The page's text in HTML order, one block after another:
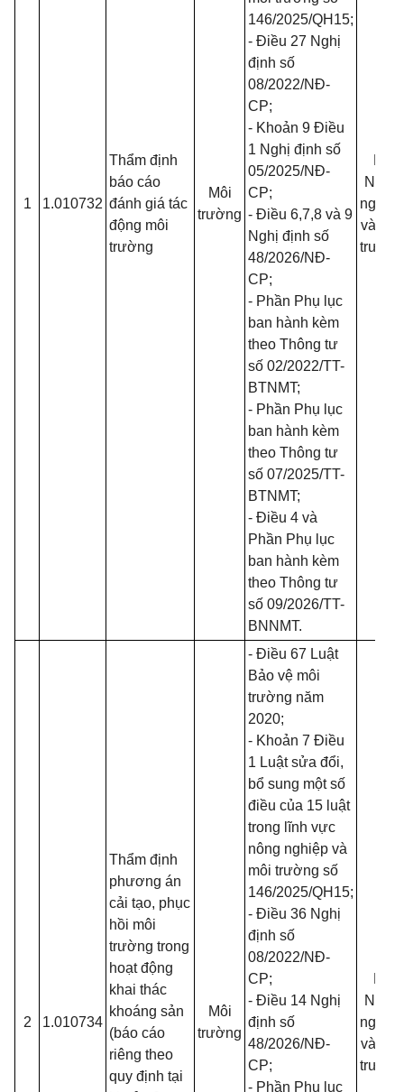
1 1.010732
Thẩm định
báo cáo
đánh giá tác
động môi
trường
Môi
trường
146/2025/QH15;
- Điều 27 Nghị
định số
08/2022/NĐ-
CP;
- Khoản 9 Điều
1 Nghị định số
05/2025/NĐ-
CP;
- Điều 6,7,8 và 9
Nghị định số
48/2026/NĐ-
CP;
- Phần Phụ lục
ban hành kèm
theo Thông tư
số 02/2022/TT-
BTNMT;
- Phần Phụ lục
ban hành kèm
theo Thông tư
số 07/2025/TT-
BTNMT;
- Điều 4 và
Phần Phụ lục
ban hành kèm
theo Thông tư
số 09/2026/TT-
BNNMT.
Nông
nghiệp
và Môi
trường
2 1.010734
Thẩm định
phương án
cải tạo, phục
hồi môi
trường trong
hoạt động
khai thác
khoáng sản
(báo cáo
riêng theo
quy định tại
Môi
trường
- Điều 67 Luật
Bảo vệ môi
trường năm
2020;
- Khoản 7 Điều
1 Luật sửa đổi,
bổ sung một số
điều của 15 luật
trong lĩnh vực
nông nghiệp và
môi trường số
146/2025/QH15;
- Điều 36 Nghị
định số
08/2022/NĐ-
CP;
- Điều 14 Nghị
định số
48/2026/NĐ-
CP;
- Phần Phụ lục
Nông
nghiệp
và Môi
trường